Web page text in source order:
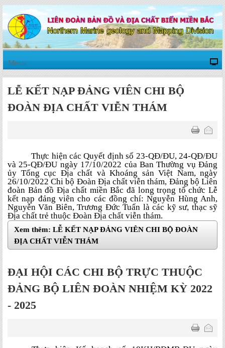
Menu
LỄ KẾT NẠP ĐẢNG VIÊN CHI BỘ
ĐOÀN ĐỊA CHẤT VIỄN THÁM
Thực hiện các Quyết định số 23-QĐ/ĐU, 24-QĐ/ĐU
và 25-QĐ/ĐU ngày 17/10/2022 của Ban Thường vụ Đảng
ủy Tổng cục Địa chất và Khoáng sản Việt Nam, ngày
26/10/2022 Chi bộ Đoàn Địa chất viễn thám, Đảng bộ Liên
đoàn Bản đồ Địa chất miền Bắc đã long trọng tổ chức Lễ
kết nạp đảng viên cho các đồng chí: Nguyễn Hùng Anh,
Nguyễn Văn Biên, Trương Đức Tuấn là các kỹ sư, thạc sỹ
Địa chất trẻ thuộc Đoàn Địa chất viễn thám.
Xem thêm: LỄ KẾT NẠP ĐẢNG VIÊN CHI BỘ ĐOÀN
ĐỊA CHẤT VIỄN THÁM
ĐẠI HỘI CÁC CHI BỘ TRỰC THUỘC
ĐẢNG BỘ LIÊN ĐOÀN NHIỆM KỲ 2022
- 2025